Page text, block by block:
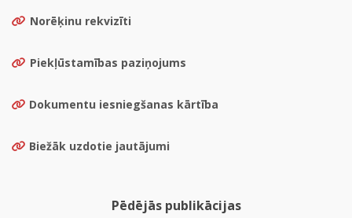
Norēķinu rekvizīti
Piekļūstamības paziņojums
Dokumentu iesniegšanas kārtība
Biežāk uzdotie jautājumi
Pēdējās publikācijas